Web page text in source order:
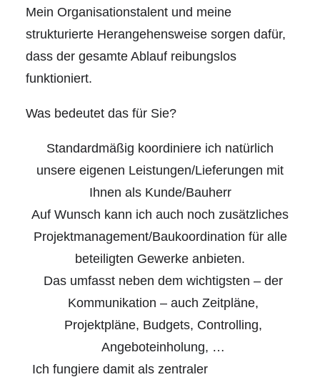
Mein Organisationstalent und meine
strukturierte Herangehensweise sorgen dafür,
dass der gesamte Ablauf reibungslos
funktioniert.
Was bedeutet das für Sie?
Standardmäßig koordiniere ich natürlich
unsere eigenen Leistungen/Lieferungen mit
Ihnen als Kunde/Bauherr
Auf Wunsch kann ich auch noch zusätzliches
Projektmanagement/Baukoordination für alle
beteiligten Gewerke anbieten.
Das umfasst neben dem wichtigsten – der
Kommunikation – auch Zeitpläne,
Projektpläne, Budgets, Controlling,
Angeboteinholung, …
Ich fungiere damit als zentraler